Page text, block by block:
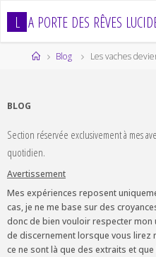
L A PORTE DES RÊVES LUCID
HomeBlog Les vaches
BLOG
Section réservée exclusivement à mes
quotidien.
Avertissement
Mes expériences reposent
cas, je ne me base sur des
donc de bien vouloir respecter
de discernement lorsque vous lirez
ce ne sont là que des extraits et